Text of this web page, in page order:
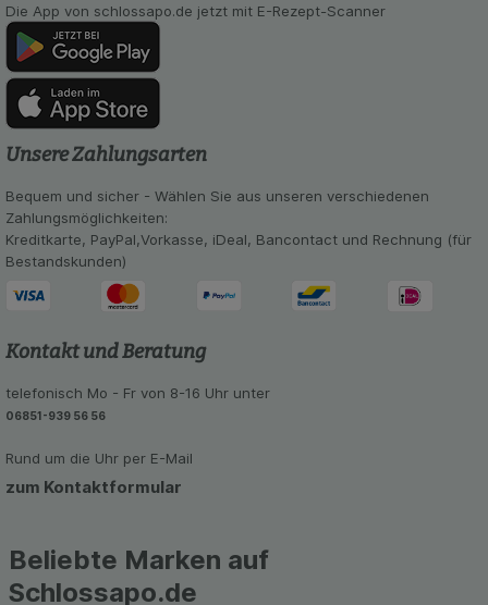
auch auf Ihre Bedürfnisse zugeschrittene Inhalte
anzuzeigen und unser Partnerprogramm zu
betreiben.
Statistik & Tracking:
Informationen über die Art und Weise der Nutzung
unserer Website sammeln, mit deren Hilfe wir
unsere Website weiter für Sie optimieren können,
Werbung auf Drittseiten möglichst relevant für Sie
zu gestalten. Bitte beachten Sie, dass Daten
hierfür teilweise an Dritte wie z.B. Google oder
soziale Medien übertragen werden.
Die App von schlossapo.de jetzt mit E-Rezept-Scanner
Unsere Zahlungsarten
Bequem und sicher - Wählen Sie aus unseren verschiedenen
Zahlungsmöglichkeiten:
Kreditkarte, PayPal,Vorkasse, iDeal, Bancontact und Rechnung (für
Bestandskunden)
Kontakt und Beratung
telefonisch Mo - Fr von 8-16 Uhr unter
06851-939 56 56
Rund um die Uhr per E-Mail
zum Kontaktformular
Beliebte Marken auf
Schlossapo.de